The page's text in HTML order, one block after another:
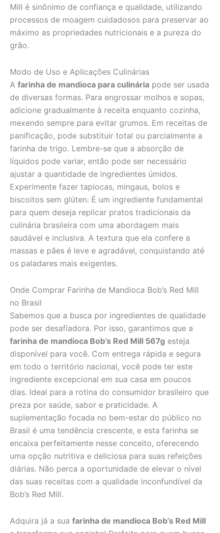
Mill é sinônimo de confiança e qualidade, utilizando
processos de moagem cuidadosos para preservar ao
máximo as propriedades nutricionais e a pureza do
grão.
Modo de Uso e Aplicações Culinárias
A farinha de mandioca para culinária pode ser usada
de diversas formas. Para engrossar molhos e sopas,
adicione gradualmente à receita enquanto cozinha,
mexendo sempre para evitar grumos. Em receitas de
panificação, pode substituir total ou parcialmente a
farinha de trigo. Lembre-se que a absorção de
líquidos pode variar, então pode ser necessário
ajustar a quantidade de ingredientes úmidos.
Experimente fazer tapiocas, mingaus, bolos e
biscoitos sem glúten. É um ingrediente fundamental
para quem deseja replicar pratos tradicionais da
culinária brasileira com uma abordagem mais
saudável e inclusiva. A textura que ela confere a
massas e pães é leve e agradável, conquistando até
os paladares mais exigentes.
Onde Comprar Farinha de Mandioca Bob’s Red Mill
no Brasil
Sabemos que a busca por ingredientes de qualidade
pode ser desafiadora. Por isso, garantimos que a
farinha de mandioca Bob’s Red Mill 567g esteja
disponível para você. Com entrega rápida e segura
em todo o território nacional, você pode ter este
ingrediente excepcional em sua casa em poucos
dias. Ideal para a rotina do consumidor brasileiro que
preza por saúde, sabor e praticidade. A
suplementação focada no bem-estar do público no
Brasil é uma tendência crescente, e esta farinha se
encaixa perfeitamente nesse conceito, oferecendo
uma opção nutritiva e deliciosa para suas refeições
diárias. Não perca a oportunidade de elevar o nível
das suas receitas com a qualidade inconfundível da
Bob’s Red Mill.
Adquira já a sua farinha de mandioca Bob’s Red Mill